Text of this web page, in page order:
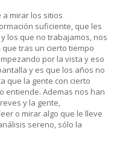
mirar los sitios
suficiente, que les
los que no trabajamos, nos
tras un cierto tiempo
por la vista y eso
y es que los años no
que la gente con cierto
entiende. Ademas nos han
y la gente,
o mirar algo que le lleve
sereno, sólo la